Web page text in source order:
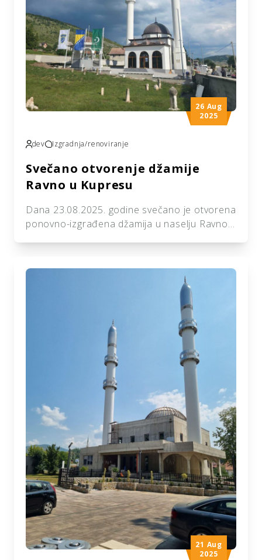
26 Aug
2025
dev Izgradnja/renoviranje
Svečano otvorenje džamije
Ravno u Kupresu
Dana 23.08.2025. godine svečano je otvorena
ponovno-izgrađena džamija u naselju Ravno
obnovu doživjela je zahvaljujući donatorima i
vakifima različitih nivoa vlasti BiH, Rijasetu IZ,
te udruženju „Izvor dobročinstva“, kao
jednom od donatora. Svečanosti otvorenja
džamije prisustvovale su gotovo sve strukture
21 Aug
2025